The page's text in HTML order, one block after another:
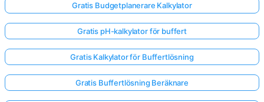
Gratis Budgetplanerare Kalkylator
Gratis pH-kalkylator för buffert
Gratis Kalkylator för Buffertlösning
Gratis Buffertlösning Beräknare